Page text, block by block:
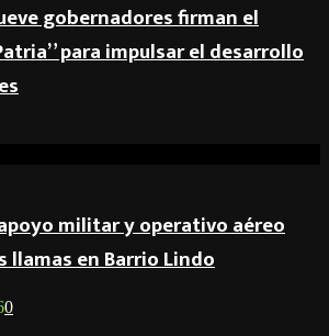
gobernadores firman el
para impulsar el desarrollo
militar y operativo aéreo
llamas en Barrio Lindo
0